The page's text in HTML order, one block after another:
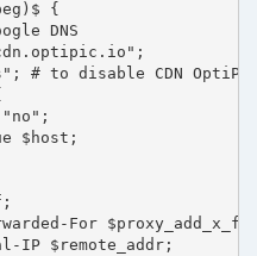
{
DNS
# to disable CDN
$host;
For
IP $remote_addr;